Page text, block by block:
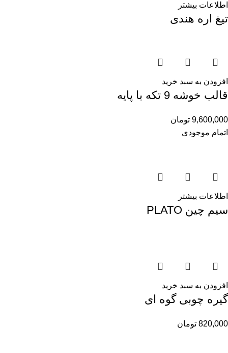
اطلاعات بیشتر
تیغ اره هندی
افزودن به سبد خرید
قالب خوشه 9 تکه با پایه
9,600,000 تومان
اتمام موجودی
اطلاعات بیشتر
سیم چین PLATO
افزودن به سبد خرید
گیره چوبی گوه ای
820,000 تومان